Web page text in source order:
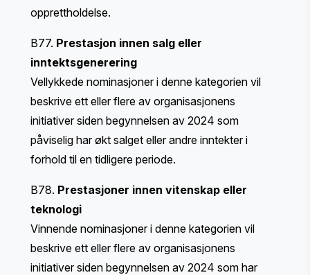
opprettholdelse.
B77. Prestasjon innen salg eller
inntektsgenerering
Vellykkede nominasjoner i denne kategorien vil
beskrive ett eller flere av organisasjonens
initiativer siden begynnelsen av 2024 som
påviselig har økt salget eller andre inntekter i
forhold til en tidligere periode.
B78. Prestasjoner innen vitenskap eller
teknologi
Vinnende nominasjoner i denne kategorien vil
beskrive ett eller flere av organisasjonens
initiativer siden begynnelsen av 2024 som har